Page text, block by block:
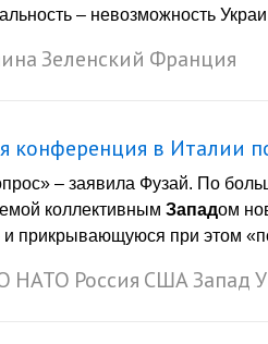
– невозможность
Зеленский Франция
конференция в Италии
– заявила Фузай. По
коллективным Западом
и прикрывающуюся при этом
НАТО Россия СШАЗапад